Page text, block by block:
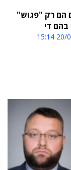
הם רק "פגוש"
בהם די
20/